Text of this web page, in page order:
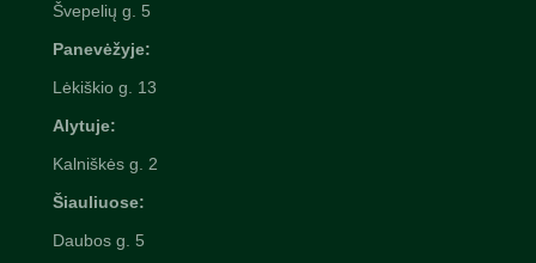
Švepelių g. 5
Panevėžyje:
Lėkiškio g. 13
Alytuje:
Kalniškės g. 2
Šiauliuose:
Daubos g. 5